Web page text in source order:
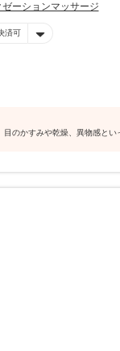
ゼーションマッサージ
済可
のかすみや乾燥、異物感と